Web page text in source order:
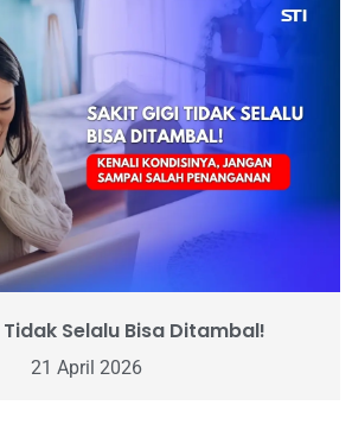
Selalu Bisa Ditambal!
21 April 2026